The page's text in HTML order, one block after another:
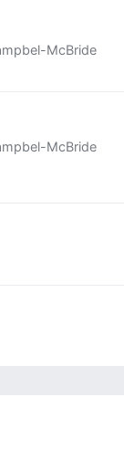
McBride
McBride